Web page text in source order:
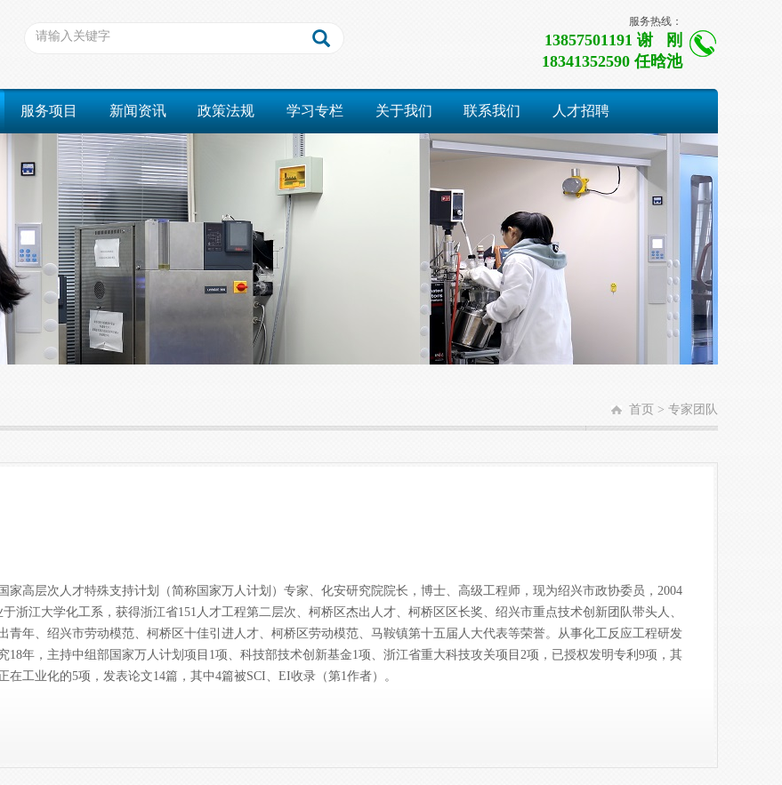
服务热线：
13857501191 谢 刚
18341352590 任晗池
服务项目 新闻资讯 政策法规 学习专栏 关于我们 联系我们 人才招聘
首页 > 专家团队
家高层次人才特殊支持计划（简称国家万人计划）专家、化安研究院院长，博士、高级工程师，现为绍兴市政协委员，2004
浙江大学化工系，获得浙江省151人才工程第二层次、柯桥区杰出人才、柯桥区区长奖、绍兴市重点技术创新团队带头人、
青年、绍兴市劳动模范、柯桥区十佳引进人才、柯桥区劳动模范、马鞍镇第十五届人大代表等荣誉。从事化工反应工程研发
18年，主持中组部国家万人计划项目1项、科技部技术创新基金1项、浙江省重大科技攻关项目2项，已授权发明专利9项，其
在工业化的5项，发表论文14篇，其中4篇被SCI、EI收录（第1作者）。